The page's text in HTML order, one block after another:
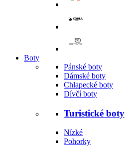
Boty
Pánské boty
Dámské boty
Chlapecké boty
Dívčí boty
Turistické boty
Nízké
Pohorky